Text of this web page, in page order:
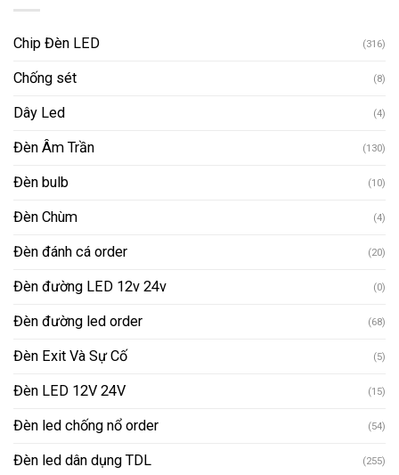
Chip Đèn LED (316)
Chống sét (8)
Dây Led (4)
Đèn Âm Trần (130)
Đèn bulb (10)
Đèn Chùm (4)
Đèn đánh cá order (20)
Đèn đường LED 12v 24v (0)
Đèn đường led order (68)
Đèn Exit Và Sự Cố (5)
Đèn LED 12V 24V (15)
Đèn led chống nổ order (54)
Đèn led dân dụng TDL (255)